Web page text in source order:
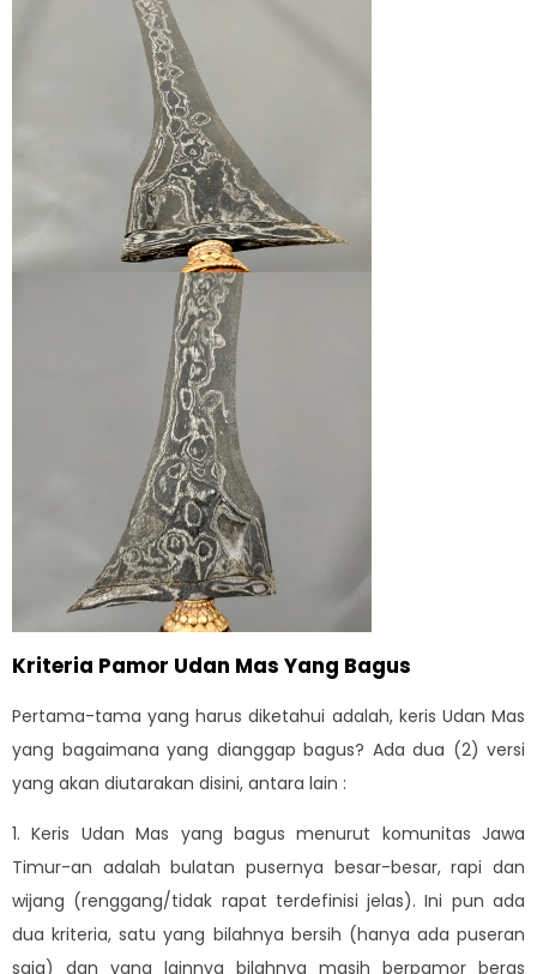
Kriteria Pamor Udan Mas Yang Bagus
Pertama-tama yang harus diketahui adalah, keris Udan Mas
yang bagaimana yang dianggap bagus? Ada dua (2) versi
yang akan diutarakan disini, antara lain :
1. Keris Udan Mas yang bagus menurut komunitas Jawa
Timur-an adalah bulatan pusernya besar-besar, rapi dan
wijang (renggang/tidak rapat terdefinisi jelas). Ini pun ada
dua kriteria, satu yang bilahnya bersih (hanya ada puseran
saja) dan yang lainnya bilahnya masih berpamor beras